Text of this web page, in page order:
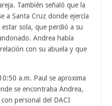
También señaló que la
a Santa Cruz donde ejercía
sola, que perdió a su
Andrea había
con su abuela y que
a.m. Paul se aproxima
se encontraba Andrea,
personal del DACI